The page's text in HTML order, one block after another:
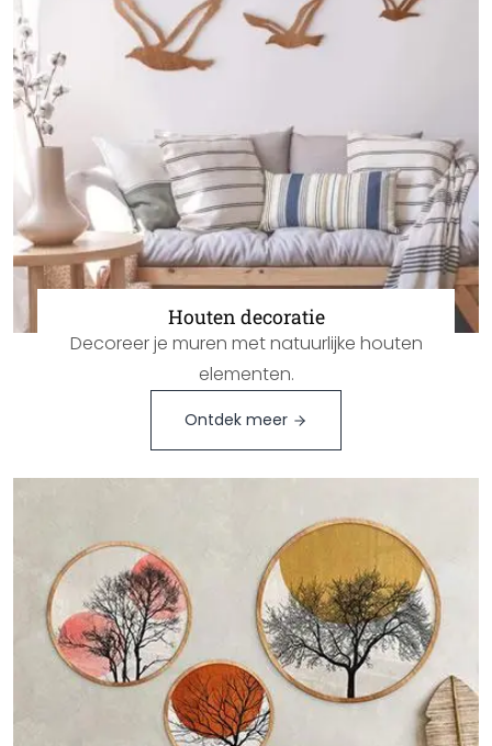
Houten decoratie
Decoreer je muren met natuurlijke houten
elementen.
Ontdek meer